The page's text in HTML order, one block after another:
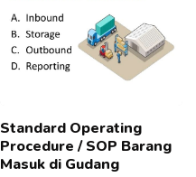
Standard Operating
Procedure / SOP Barang
Masuk di Gudang